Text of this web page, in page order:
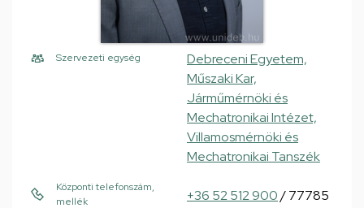
Szervezeti egység
Debreceni Egyetem,
Műszaki Kar,
Járműmérnöki és
Mechatronikai Intézet,
Villamosmérnöki és
Mechatronikai Tanszék
Központi telefonszám,
mellék
+36 52 512 900/ 77785